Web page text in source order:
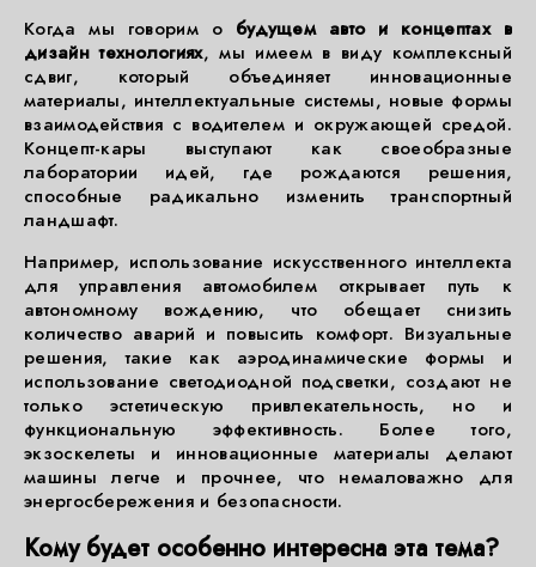
Когда мы говорим о будущем авто и концептах в
дизайн технологиях, мы имеем в виду комплексный
сдвиг, который объединяет инновационные
материалы, интеллектуальные системы, новые формы
взаимодействия с водителем и окружающей средой.
Концепт-кары выступают как своеобразные
лаборатории идей, где рождаются решения,
способные радикально изменить транспортный
ландшафт.
Например, использование искусственного интеллекта
для управления автомобилем открывает путь к
автономному вождению, что обещает снизить
количество аварий и повысить комфорт. Визуальные
решения, такие как аэродинамические формы и
использование светодиодной подсветки, создают не
только эстетическую привлекательность, но и
функциональную эффективность. Более того,
экзоскелеты и инновационные материалы делают
машины легче и прочнее, что немаловажно для
энергосбережения и безопасности.
Кому будет особенно интересна эта тема?